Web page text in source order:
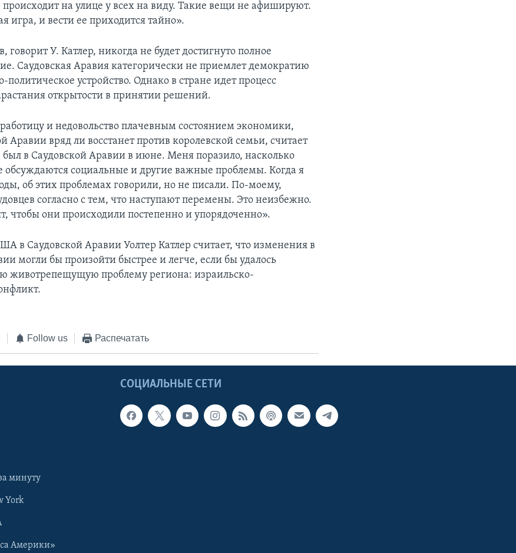
на улице у всех на виду. Такие вещи не афишируют.
игра, и вести ее приходится тайно».
говорит У. Катлер, никогда не будет достигнуто полное
Саудовская Аравия категорически не приемлет демократию
политическое устройство. Однако в стране идет процесс
открытости в принятии решений.
и недовольство плачевным состоянием экономики,
Аравии вряд ли восстанет против королевской семьи, считает
был в Саудовской Аравии в июне. Меня поразило, насколько
обсуждаются социальные и другие важные проблемы. Когда я
об этих проблемах говорили, но не писали. По-моему,
согласно с тем, что наступают перемены. Это неизбежно.
чтобы они происходили постепенно и упорядоченно».
в Саудовской Аравии Уолтер Катлер считает, что изменения в
могли бы произойти быстрее и легче, если бы удалось
животрепещущую проблему региона: израильско-
Follow us Распечатать
СОЦИАЛЬНЫЕ СЕТИ
минуту
York
Америки»